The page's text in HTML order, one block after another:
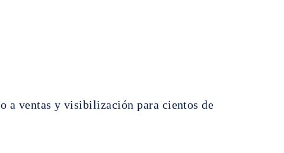
a ventas y visibilización para cientos de